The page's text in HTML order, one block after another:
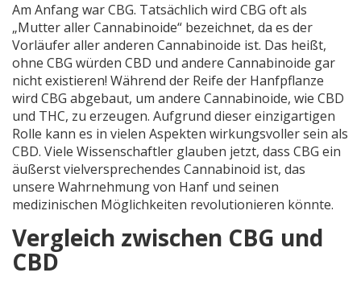
Am Anfang war CBG. Tatsächlich wird CBG oft als
„Mutter aller Cannabinoide“ bezeichnet, da es der
Vorläufer aller anderen Cannabinoide ist. Das heißt,
ohne CBG würden CBD und andere Cannabinoide gar
nicht existieren! Während der Reife der Hanfpflanze
wird CBG abgebaut, um andere Cannabinoide, wie CBD
und THC, zu erzeugen. Aufgrund dieser einzigartigen
Rolle kann es in vielen Aspekten wirkungsvoller sein als
CBD. Viele Wissenschaftler glauben jetzt, dass CBG ein
äußerst vielversprechendes Cannabinoid ist, das
unsere Wahrnehmung von Hanf und seinen
medizinischen Möglichkeiten revolutionieren könnte.
Vergleich zwischen CBG und
CBD